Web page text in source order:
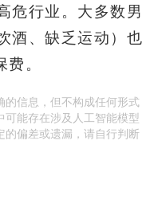
危行业。大多数男
酒、缺乏运动）也
。
的信息，但不构成任何形式
能存在涉及人工智能模型
的偏差或遗漏，请自行判断